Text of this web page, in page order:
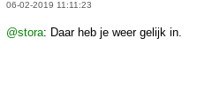
06-02-2019 11:11:23
@stora: Daar heb je weer gelijk in.